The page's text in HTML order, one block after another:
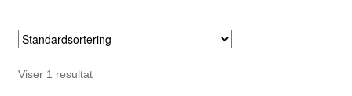
Viser 1 resultat